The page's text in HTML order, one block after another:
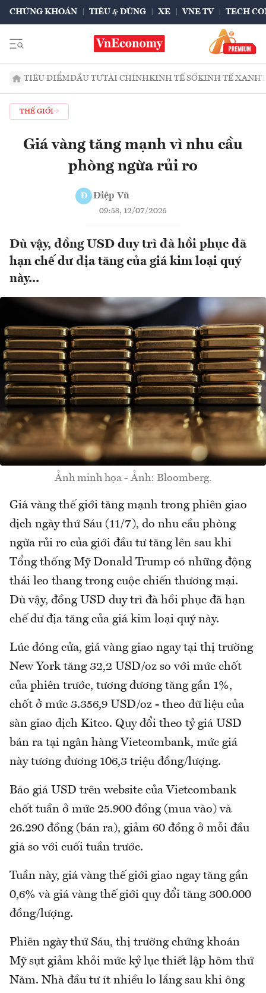
CHỨNG KHOÁN TIÊU & DÙNG XE VNE TV TECH
TIÊU ĐIỂMĐẦU TƯTÀI CHÍNHKINH TẾ SỐKINH TẾ XANH
THẾ GIỚI
Giá vàng tăng mạnh vì nhu cầu
phòng ngừa rủi ro
Đ Điệp Vũ
09:58, 12/07/2025
Dù vậy, đồng USD duy trì đà hồi phục đã
hạn chế dư địa tăng của giá kim loại quý
này...
Ảnh minh họa - Ảnh: Bloomberg.
Giá vàng thế giới tăng mạnh trong phiên giao
dịch ngày thứ Sáu (11/7), do nhu cầu phòng
ngừa rủi ro của giới đầu tư tăng lên sau khi
Tổng thống Mỹ Donald Trump có những động
thái leo thang trong cuộc chiến thương mại.
Dù vậy, đồng USD duy trì đà hồi phục đã hạn
chế dư địa tăng của giá kim loại quý này.
Lúc đóng cửa, giá vàng giao ngay tại thị trường
New York tăng 32,2 USD/oz so với mức chốt
của phiên trước, tương đương tăng gần 1%,
chốt ở mức 3.356,9 USD/oz - theo dữ liệu của
sàn giao dịch Kitco. Quy đổi theo tỷ giá USD
bán ra tại ngân hàng Vietcombank, mức giá
này tương đương 106,3 triệu đồng/lượng.
Báo giá USD trên website của Vietcombank
chốt tuần ở mức 25.900 đồng (mua vào) và
26.290 đồng (bán ra), giảm 60 đồng ở mỗi đầu
giá so với cuối tuần trước.
Tuần này, giá vàng thế giới giao ngay tăng gần
0,6% và giá vàng thế giới quy đổi tăng 300.000
đồng/lượng.
Phiên ngày thứ Sáu, thị trường chứng khoán
Mỹ sụt giảm khỏi mức kỷ lục thiết lập hôm thứ
Năm. Nhà đầu tư ít nhiều lo lắng sau khi ông